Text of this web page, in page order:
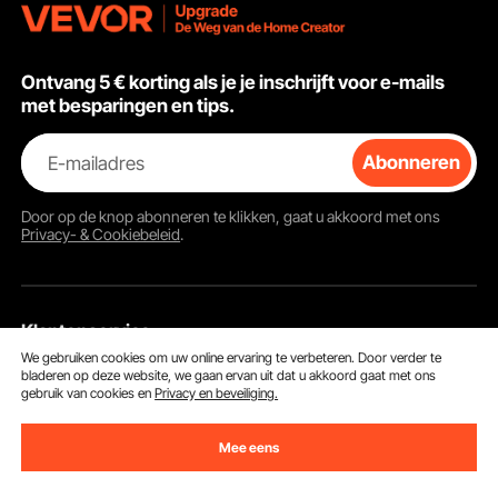
Ontvang 5 € korting als je je inschrijft voor e-mails
met besparingen en tips.
E-mailadres Abonneren
Door op de knopabonneren te klikken, gaat u akkoord met ons
Privacy- & Cookiebeleid.
Klantenservice
Neem contact op
Bronnen
Leden Programma
We gebruiken cookies om uw online ervaring te verbeteren. Door verder te
bladeren op deze website, we gaan ervan uit dat u akkoord gaat met ons
gebruik van cookies enPrivacy en beveiliging.
Mee eens